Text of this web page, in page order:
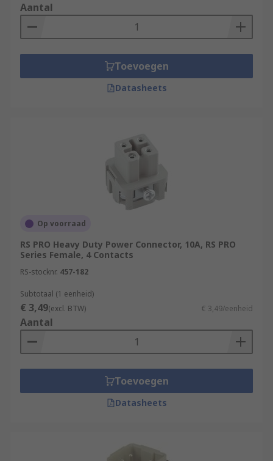
Aantal
Toevoegen
Datasheets
Op voorraad
RS PRO Heavy Duty Power Connector, 10A, RS PRO
Series Female, 4 Contacts
RS-stocknr. 457-182
Subtotaal (1 eenheid)
€ 3,49(excl. BTW) € 3,49/eenheid
Aantal
Toevoegen
Datasheets